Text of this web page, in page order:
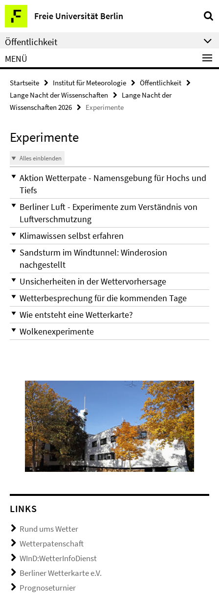
Springe
direkt
zu
Inhalt
Freie Universität Berlin
Service-
Navigation
Öffentlichkeit
MENÜ
Startseite Institut für Meteorologie
Öffentlichkeit
Lange Nacht der Wissenschaften
Lange Nacht der
Wissenschaften 2026
Experimente
Experimente
Alles einblenden
Aktion Wetterpate - Namensgebung für Hochs und
Tiefs
Berliner Luft - Experimente zum Verständnis von
Luftverschmutzung
Klimawissen selbst erfahren
Sandsturm im Windtunnel: Winderosion
nachgestellt
Unsicherheiten in der Wettervorhersage
Wetterbesprechung für die kommenden Tage
Wie entsteht eine Wetterkarte?
Wolkenexperimente
LINKS
Rund ums Wetter
Wetterpatenschaft
WInD:WetterInfoDienst
Berliner Wetterkarte e.V.
Prognoseturnier